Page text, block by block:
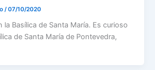
/07/10/2020
la Basílica de Santa María. Es curioso
de Santa María de Pontevedra,